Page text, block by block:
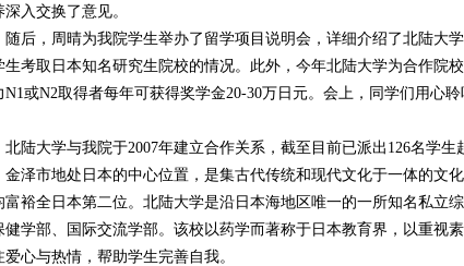
深入交换了意见。
，周晴为我院学生举办了留学项目说明会，详细介绍了北陆大
生考取日本知名研究生院校的情况。此外，今年北陆大学为合作院
N1或N2取得者每年可获得奖学金20-30万日元。会上，同学们用心
大学与我院于2007年建立合作关系，截至目前已派出126名学生
金泽市地处日本的中心位置，是集古代传统和现代文化于一体的文
富裕全日本第二位。北陆大学是沿日本海地区唯一的一所知名私立
健学部、国际交流学部。该校以药学而著称于日本教育界，以重视
爱心与热情，帮助学生完善自我。